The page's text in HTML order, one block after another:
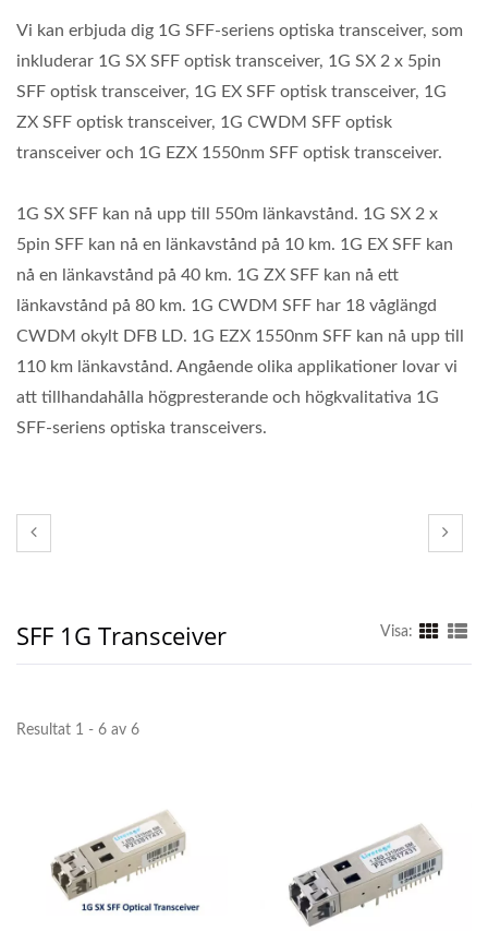
Vi kan erbjuda dig 1G SFF-seriens optiska transceiver, som
inkluderar 1G SX SFF optisk transceiver, 1G SX 2 x 5pin
SFF optisk transceiver, 1G EX SFF optisk transceiver, 1G
ZX SFF optisk transceiver, 1G CWDM SFF optisk
transceiver och 1G EZX 1550nm SFF optisk transceiver.
1G SX SFF kan nå upp till 550m länkavstånd. 1G SX 2 x
5pin SFF kan nå en länkavstånd på 10 km. 1G EX SFF kan
nå en länkavstånd på 40 km. 1G ZX SFF kan nå ett
länkavstånd på 80 km. 1G CWDM SFF har 18 våglängd
CWDM okylt DFB LD. 1G EZX 1550nm SFF kan nå upp till
110 km länkavstånd. Angående olika applikationer lovar vi
att tillhandahålla högpresterande och högkvalitativa 1G
SFF-seriens optiska transceivers.
SFF 1G Transceiver Visa:
Resultat 1 - 6 av 6